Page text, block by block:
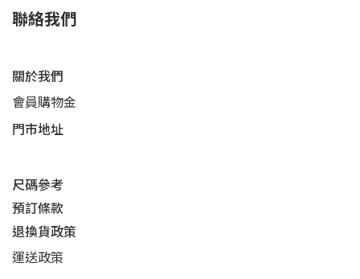
聯絡我們
關於我們
會員購物金
門市地址
尺碼參考
預訂條款
退換貨政策​
運送政策​